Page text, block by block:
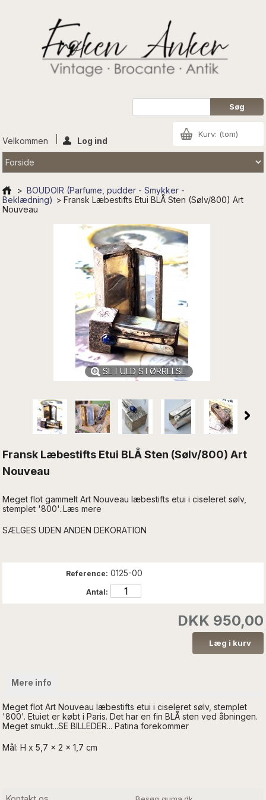
Kurv: (tom)
Velkommen Log ind
> BOUDOIR (Parfume, pudder - Smykker -
Beklædning) > Fransk Læbestifts Etui BLÅ Sten (Sølv/800) Art
Nouveau
SE FULD STØRRELSE
Fransk Læbestifts Etui BLÅ Sten (Sølv/800) Art
Nouveau
Meget flot gammelt Art Nouveau læbestifts etui i ciseleret sølv,
stemplet '800'..Læs mere
SÆLGES UDEN ANDEN DEKORATION
Reference: 0125-00
Antal:
DKK 950,00
Mere info
Meget flot Art Nouveau læbestifts etui i ciseleret sølv, stemplet
'800'. Etuiet er købt i Paris. Det har en fin BLÅ sten ved åbningen.
Meget smukt...SE BILLEDER... Patina forekommer
Mål: H x 5,7 x 2 x 1,7 cm